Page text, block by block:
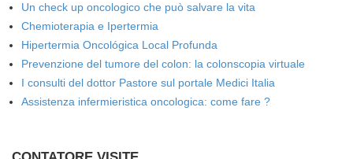
Un check up oncologico che può salvare la vita
Chemioterapia e Ipertermia
Hipertermia Oncológica Local Profunda
Prevenzione del tumore del colon: la colonscopia virtuale
I consulti del dottor Pastore sul portale Medici Italia
Assistenza infermieristica oncologica: come fare ?